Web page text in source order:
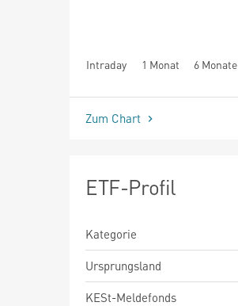
Intraday 1 Monat 6 Monate
seit Beginn
Zum Chart
ETF-Profil
Kategorie
Ursprungsland
KESt-Meldefonds